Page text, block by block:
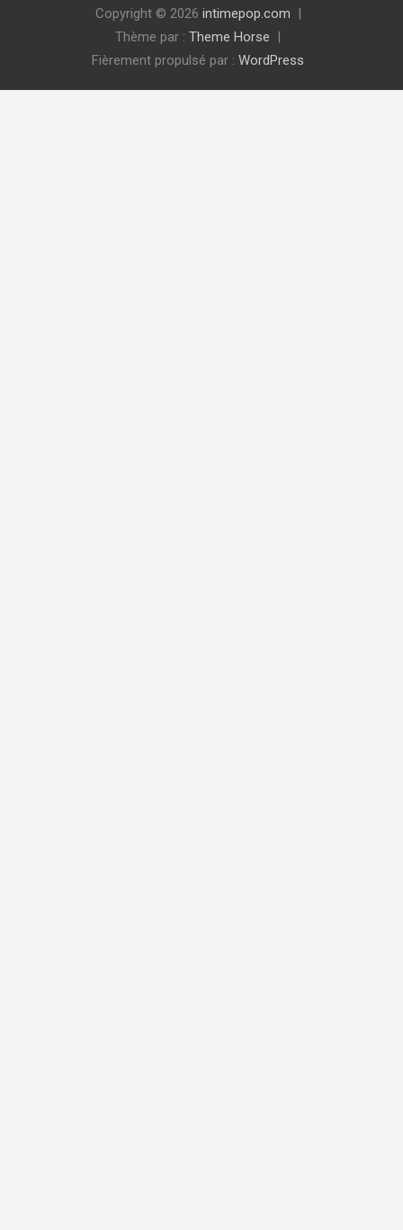
Copyright © 2026 intimepop.com
Thème par : Theme Horse
Fièrement propulsé par : WordPress